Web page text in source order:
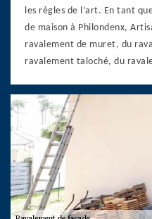
les règles de l’art. En tant
de maison à Philondenx,
ravalement de muret, du
ravalement taloché, du